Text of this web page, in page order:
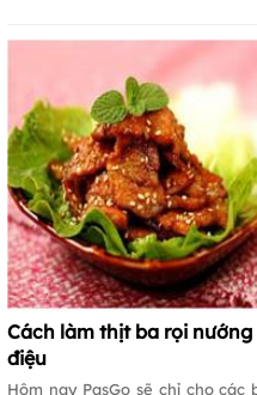
Cách làm thịt ba rọi
điệu
Hôm nay PasGo sẽ chỉ cho